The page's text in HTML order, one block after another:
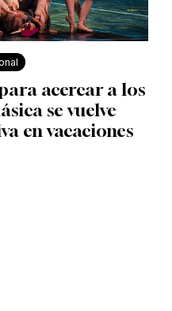
acercar a los
se vuelve
en vacaciones